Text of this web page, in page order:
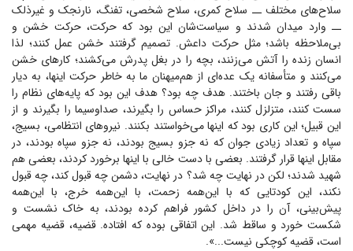
سلاح‌های مختلف ــ سلاح کمری، سلاح شخصی، تفنگ، نارنجک و غیرذلک
ــ وارد میدان شدند و سیاست‌شان این بود که حرکت، حرکت خشن و
بی‌ملاحظه باشد؛ مثل حرکت داعش. تصمیم گرفتند خشن عمل کنند؛ لذا
انسان زنده را آتش می‌زنند، بچه را در بغل پدرش می‌کشند؛ کار‌های خشن
می‌کنند و متأسفانه یک عده‌ای از هم‌میهنان ما به خاطر حرکت اینها، به دیار
باقی رفتند و جان باختند. هدف چه بود؟ هدف این بود که پایه‌های نظام را
سست کنند، متزلزل کنند، مراکز حساس را بگیرند، صداوسیما را بگیرند و از
این قبیل؛ این کاری بود که اینها می‌خواستند بکنند. نیرو‌های انتظامی، بسیج،
سپاه و تعداد زیادی جوان که نه جزو بسیج بودند، نه جزو سپاه بودند، در
مقابل اینها قرار گرفتند. بعضی با دست خالی با اینها برخورد کردند، بعضی هم
شهید شدند؛ لکن در نهایت چه شد؟ در نهایت، دشمن چه قبول کند، چه قبول
نکند، این کودتایی که با این‌همه زحمت، با این‌همه خرج، با این‌همه
پیش‌بینی، آن را در داخل کشور فراهم کرده بودند، به خاک نشست و
شکست خورد و ساقط شد. این اتفاقی بوده که افتاده. قضیه، قضیه مهمی
است، قضیه کوچکی نیست...».